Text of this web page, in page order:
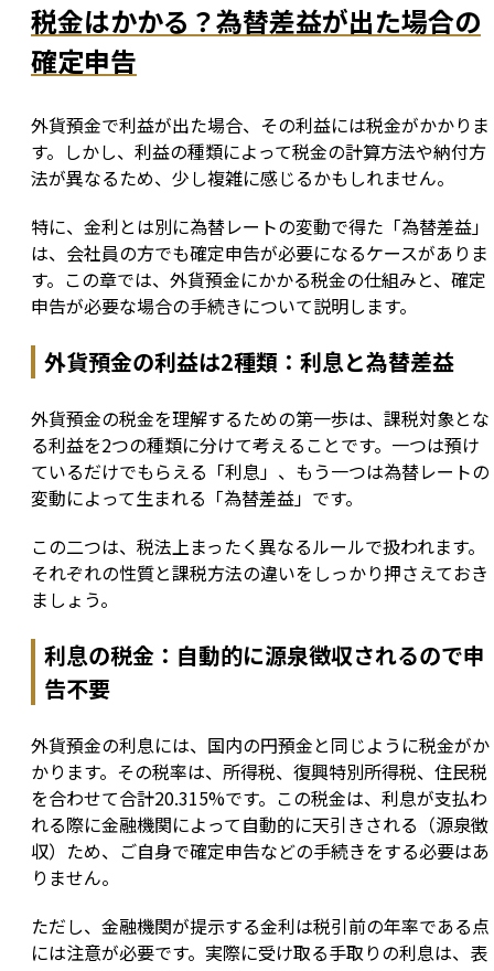
税金はかかる？為替差益が出た場合の
確定申告
外貨預金で利益が出た場合、その利益には税金がかかりま
す。しかし、利益の種類によって税金の計算方法や納付方
法が異なるため、少し複雑に感じるかもしれません。
特に、金利とは別に為替レートの変動で得た「為替差益」
は、会社員の方でも確定申告が必要になるケースがありま
す。この章では、外貨預金にかかる税金の仕組みと、確定
申告が必要な場合の手続きについて説明します。
外貨預金の利益は2種類：利息と為替差益
外貨預金の税金を理解するための第一歩は、課税対象とな
る利益を2つの種類に分けて考えることです。一つは預け
ているだけでもらえる「利息」、もう一つは為替レートの
変動によって生まれる「為替差益」です。
この二つは、税法上まったく異なるルールで扱われます。
それぞれの性質と課税方法の違いをしっかり押さえておき
ましょう。
利息の税金：自動的に源泉徴収されるので申
告不要
外貨預金の利息には、国内の円預金と同じように税金がか
かります。その税率は、所得税、復興特別所得税、住民税
を合わせて合計20.315%です。この税金は、利息が支払わ
れる際に金融機関によって自動的に天引きされる（源泉徴
収）ため、ご自身で確定申告などの手続きをする必要はあ
りません。
ただし、金融機関が提示する金利は税引前の年率である点
には注意が必要です。実際に受け取る手取りの利息は、表